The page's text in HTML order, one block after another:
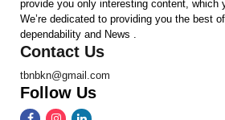
provide you only interesting content, which
We’re dedicated to providing you the best
dependability and News .
Contact Us
tbnbkn@gmail.com
Follow Us